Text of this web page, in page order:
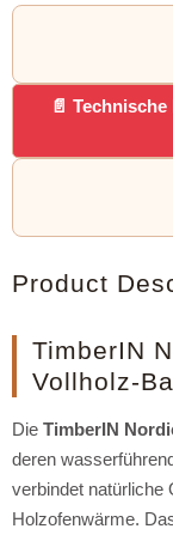
Product
TimberIN
Vollholz-
Die TimberIN
deren
verbindet natürliche
Holzofenwärme.